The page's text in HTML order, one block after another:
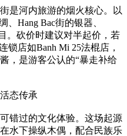
是河内旅游的烟火核心。以
、Hang Bac街的银器、
。砍价时建议对半起价，若
锁店如Banh Mi 25法棍店，
，是游客公认的“暴走补给
态传承
错过的文化体验。这场起源
水下操纵木偶，配合民族乐